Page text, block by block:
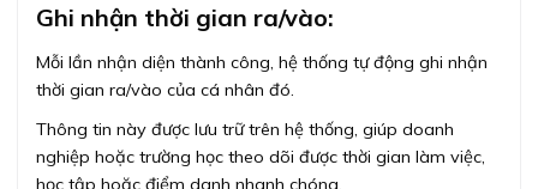
Ghi nhận thời gian ra/vào:
Mỗi lần nhận diện thành công, hệ thống tự động ghi nhận
thời gian ra/vào của cá nhân đó.
Thông tin này được lưu trữ trên hệ thống, giúp doanh
nghiệp hoặc trường học theo dõi được thời gian làm việc,
học tập hoặc điểm danh nhanh chóng.